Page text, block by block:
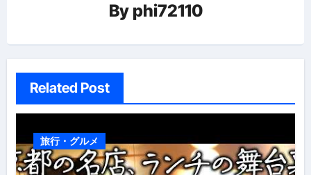
ョ
ン
By phi72110
Related Post
旅行・グルメ